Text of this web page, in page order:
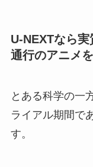
U-NEXTなら
通行のアニメ
とある科学の一
ライアル期間で
す。